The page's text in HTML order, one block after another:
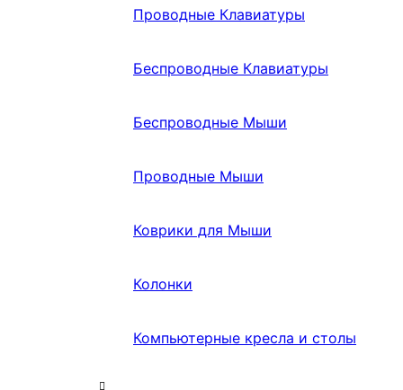
Проводные Клавиатуры
Беспроводные Клавиатуры
Беспроводные Мыши
Проводные Мыши
Коврики для Мыши
Колонки
Компьютерные кресла и столы